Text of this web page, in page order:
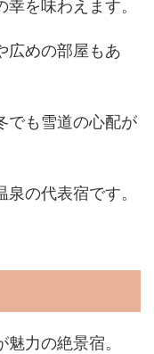
を味わえます。
広めの部屋もあ
でも雪道の心配が
の代表宿です。
力の絶景宿。